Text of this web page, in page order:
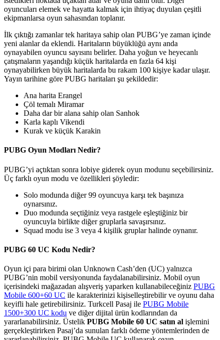
oyuncuları elemek ve hayatta kalmak için ihtiyaç duyulan çeşitli
ekipmanlarsa oyun sahasından toplanır.
İlk çıktığı zamanlar tek haritaya sahip olan PUBG’ye zaman içinde
yeni alanlar da eklendi. Haritaların büyüklüğü aynı anda
oynayabilen oyuncu sayısını belirler. Daha yoğun ve heyecanlı
çatışmaların yaşandığı küçük haritalarda en fazla 64 kişi
oynayabilirken büyük haritalarda bu rakam 100 kişiye kadar ulaşır.
Yayın tarihine göre PUBG haritaları şu şekildedir:
Ana harita Erangel
Çöl temalı Miramar
Daha dar bir alana sahip olan Sanhok
Karla kaplı Vikendi
Kurak ve küçük Karakin
PUBG Oyun Modları Nedir?
PUBG’yi açtıktan sonra lobiye giderek oyun modunu seçebilirsiniz.
Üç farklı oyun modu ve özellikleri şöyledir:
Solo modunda diğer 99 oyuncuya karşı tek başınıza
oynarsınız.
Duo modunda seçtiğiniz veya rastgele eşleştiğiniz bir
oyuncuyla birlikte diğer gruplarla savaşırsınız.
Squad modu ise 3 veya 4 kişilik gruplar halinde oynanır.
PUBG 60 UC Kodu Nedir?
Oyun içi para birimi olan Unknown Cash’den (UC) yalnızca
PUBG’nin mobil versiyonunda faydalanabilirsiniz. Mobil oyun
içerisindeki mağazadan alışveriş yaparken kullanabileceğiniz PUBG
Mobile 600+60 UC ile karakterinizi kişiselleştirebilir ve oyunu daha
keyifli hale getirebilirsiniz. Turkcell Pasaj ile PUBG Mobile
1500+300 UC kodu ve diğer dijital ürün kodlarından da
yararlanabilirsiniz. Üstelik PUBG Mobile 60 UC satın al işlemini
gerçekleştirirken Pasaj’da sunulan farklı ödeme yöntemlerinden de